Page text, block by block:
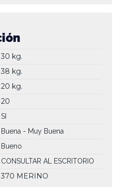
30 kg.
38 kg.
20 kg.
20
SI
Buena - Muy Buena
Bueno
CONSULTAR AL ESCRITORIO
370 MERINO